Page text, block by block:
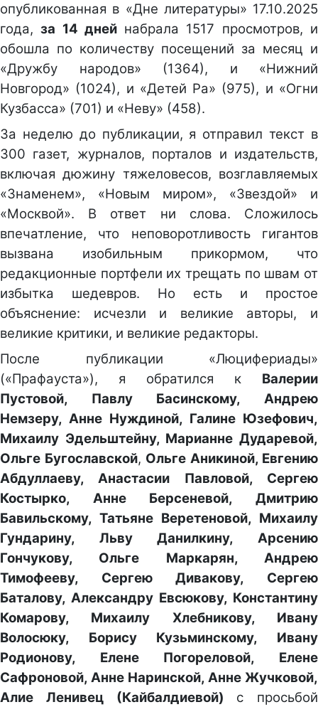
опубликованная в «Дне литературы» 17.10.2025
года,за 14 днейнабрала 1517 просмотров, и
обошла по количеству посещений за месяц и
«Дружбу народов» (1364), и «Нижний
Новгород» (1024), и «Детей Ра» (975), и «Огни
Кузбасса» (701) и «Неву» (458).
За неделю до публикации, я отправил текст в
300 газет, журналов, порталов и издательств,
включая дюжину тяжеловесов, возглавляемых
«Знаменем», «Новым миром», «Звездой» и
«Москвой». В ответ ни слова. Сложилось
впечатление, что неповоротливость гигантов
вызвана изобильным прикормом, что
редакционные портфели их трещать по швам от
избытка шедевров. Но есть и простое
объяснение: исчезли и великие авторы, и
великие критики, и великие редакторы.
После публикации «Люцифериады»
(«Прафауста»), я обратился к Валерии
Пустовой, Павлу Басинскому, Андрею
Немзеру, Анне Нуждиной, Галине Юзефович,
Михаилу Эдельштейну, Марианне Дударевой,
Ольге Бугославской, Ольге Аникиной, Евгению
Абдуллаеву, Анастасии Павловой, Сергею
Костырко, Анне Берсеневой, Дмитрию
Бавильскому, Татьяне Веретеновой, Михаилу
Гундарину, Льву Данилкину, Арсению
Гончукову, Ольге Маркарян, Андрею
Тимофееву, Сергею Дивакову, Сергею
Баталову, Александру Евсюкову, Константину
Комарову, Михаилу Хлебникову, Ивану
Волосюку, Борису Кузьминскому, Ивану
Родионову, Елене Погореловой, Елене
Сафроновой, Анне Наринской, Анне Жучковой,
Алие Ленивец (Кайбалдиевой) с просьбой